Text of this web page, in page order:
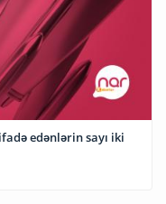
edənlərin sayı iki